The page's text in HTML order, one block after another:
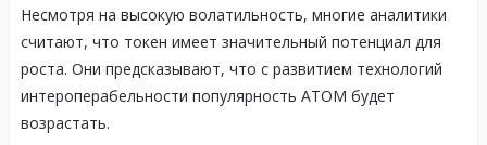
Несмотря на высокую волатильность, многие аналитики
считают, что токен имеет значительный потенциал для
роста. Они предсказывают, что с развитием технологий
интероперабельности популярность ATOM будет
возрастать.